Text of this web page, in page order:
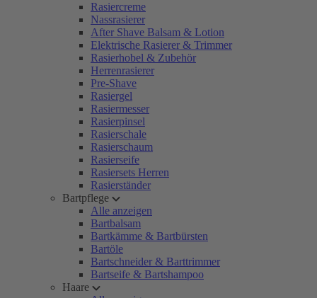
Rasiercreme
Nassrasierer
After Shave Balsam & Lotion
Elektrische Rasierer & Trimmer
Rasierhobel & Zubehör
Herrenrasierer
Pre-Shave
Rasiergel
Rasiermesser
Rasierpinsel
Rasierschale
Rasierschaum
Rasierseife
Rasiersets Herren
Rasierständer
Bartpflege
Alle anzeigen
Bartbalsam
Bartkämme & Bartbürsten
Bartöle
Bartschneider & Barttrimmer
Bartseife & Bartshampoo
Haare